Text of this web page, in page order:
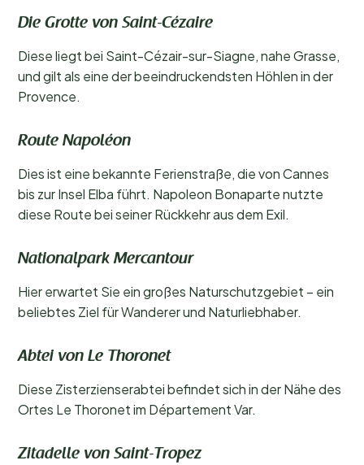
Die Grotte von Saint-Cézaire
Diese liegt bei Saint-Cézair-sur-Siagne, nahe Grasse,
und gilt als eine der beeindruckendsten Höhlen in der
Provence.
Route Napoléon
Dies ist eine bekannte Ferienstraße, die von Cannes
bis zur Insel Elba führt. Napoleon Bonaparte nutzte
diese Route bei seiner Rückkehr aus dem Exil.
Nationalpark Mercantour
Hier erwartet Sie ein großes Naturschutzgebiet – ein
beliebtes Ziel für Wanderer und Naturliebhaber.
Abtei von Le Thoronet
Diese Zisterzienserabtei befindet sich in der Nähe des
Ortes Le Thoronet im Département Var.
Zitadelle von Saint-Tropez